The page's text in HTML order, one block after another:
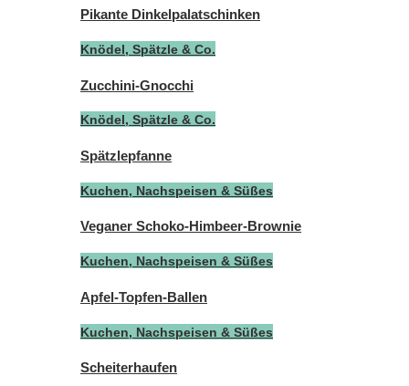
Pikante Dinkelpalatschinken
Knödel, Spätzle & Co.
Zucchini-Gnocchi
Knödel, Spätzle & Co.
Spätzlepfanne
Kuchen, Nachspeisen & Süßes
Veganer Schoko-Himbeer-Brownie
Kuchen, Nachspeisen & Süßes
Apfel-Topfen-Ballen
Kuchen, Nachspeisen & Süßes
Scheiterhaufen